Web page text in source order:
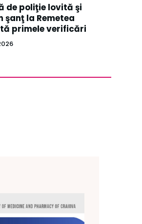
de poliţie lovită şi
la Remetea
primele verificări